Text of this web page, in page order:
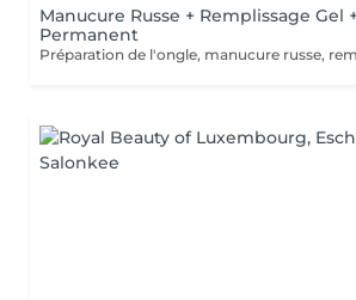
Manucure Russe + Remplissage Gel
Permanent